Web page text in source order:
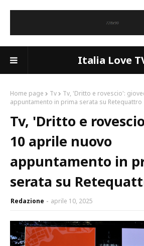
Italia Love
Home page Tv
Tv, 'Dritto e rovescio':
appuntamento in prima serata su Retequattro
Tv, 'Dritto e
10 aprile nuovo
appuntamento in
serata su
Redazione aprile 10, 2025